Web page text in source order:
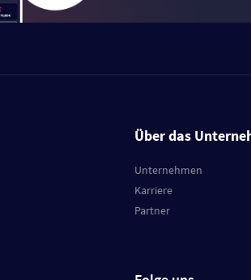
Über das
Unternehmen
Karriere
Partner